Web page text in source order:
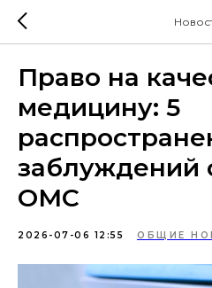
Право на
медицину: 5
заблуждений
ОМС
2026-07-06 12:55 ОБЩИЕ